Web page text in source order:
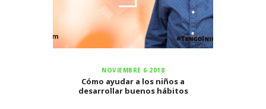
NOVIEMBRE 6 2018
Cómo ayudar a los niños a
desarrollar buenos hábitos